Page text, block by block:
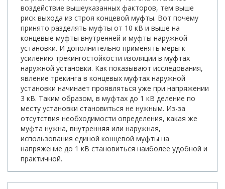
воздействие вышеуказанных факторов, тем выше
риск выхода из строя концевой муфты. Вот почему
принято разделять муфты от 10 кВ и выше на
концевые муфты внутренней и муфты наружной
установки. И дополнительно применять меры к
усилению трекингостойкости изоляции в муфтах
наружной установки. Как показывают исследования,
явление трекинга в концевых муфтах наружной
установки начинает проявляться уже при напряжении
3 кВ. Таким образом, в муфтах до 1 кВ деление по
месту установки становиться не нужным. Из-за
отсутствия необходимости определения, какая же
муфта нужна, внутренняя или наружная,
использования единой концевой муфты на
напряжение до 1 кВ становиться наиболее удобной и
практичной.